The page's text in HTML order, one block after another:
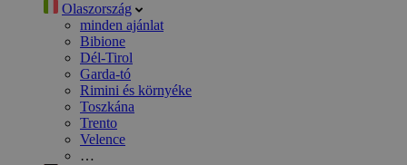
Olaszország
minden ajánlat
Bibione
Dél-Tirol
Garda-tó
Rimini és környéke
Toszkána
Trento
Velence
…